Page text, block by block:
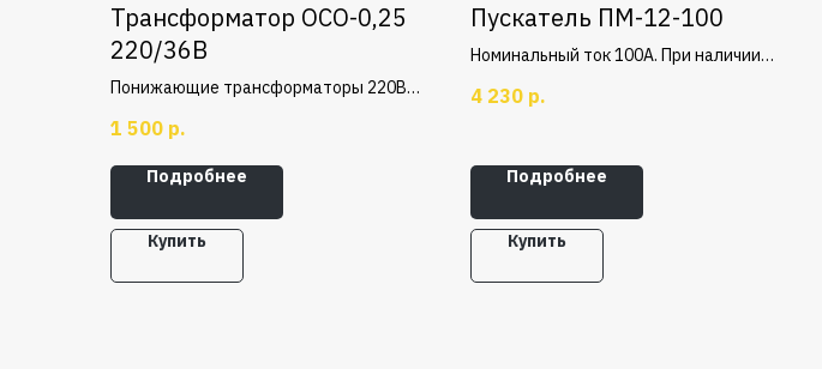
Трансформатор ОСО-0,25
220/36В
Понижающие трансформаторы 220В /
1 500 р.
Подробнее
Купить
Пускатель ПМ-12-100
Номинальный ток 100А. При наличии
управляемые электродвигатели от
не симметрии фаз.
4 230 р.
Подробнее
Купить